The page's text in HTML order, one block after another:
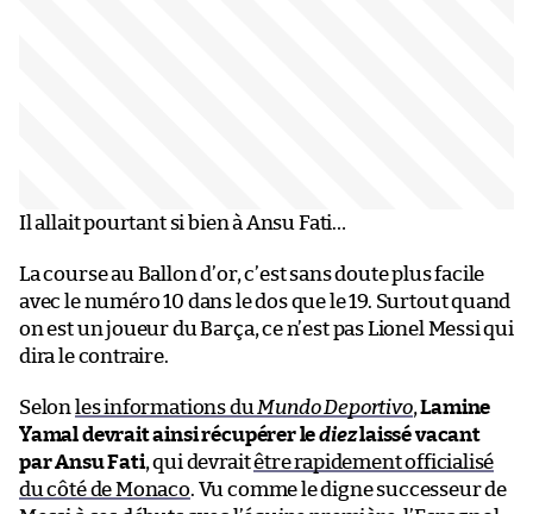
Il allait pourtant si bien à Ansu Fati…
La course au Ballon d’or, c’est sans doute plus facile
avec le numéro 10 dans le dos que le 19. Surtout quand
on est un joueur du Barça, ce n’est pas Lionel Messi qui
dira le contraire.
Selon les informations du Mundo Deportivo,Lamine
Yamal devrait ainsi récupérer lediezlaissé vacant
par Ansu Fati, qui devraitêtre rapidement officialisé
du côté de Monaco. Vu comme le digne successeur de